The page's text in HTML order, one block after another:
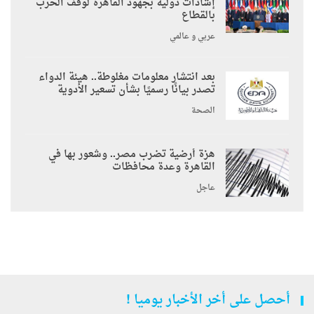
بالقطاع
عربي و عالمي
بعد انتشار معلومات مغلوطة.. هيئة الدواء
تصدر بيانًا رسميًا بشأن تسعير الأدوية
الصحة
هزة أرضية تضرب مصر.. وشعور بها في
القاهرة وعدة محافظات
عاجل
أحصل على أخر الأخبار يوميا !